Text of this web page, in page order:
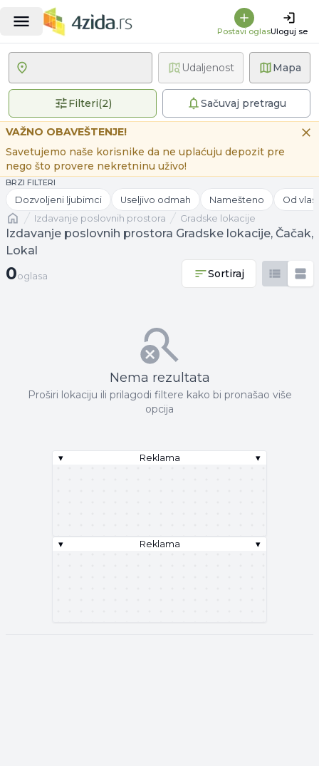
Postavi oglasUloguj se
Mapa
Filteri(2)2 primenjena filteraSačuvaj pretragu
Udaljenost
VAŽNO OBAVEŠTENJE!
Savetujemo naše korisnike da ne uplaćuju depozit pre
nego što provere nekretninu uživo!
BRZI FILTERI
Dozvoljeni ljubimci Useljivo odmah Namešteno Od
Naslovnaizdavanje poslovnih prostora Gradske lokacije
Izdavanje poslovnih prostora Gradske lokacije, Čačak,
Lokal
0 oglasa
0oglasa Sortiraj
Nema rezultata
Proširi lokaciju ili prilagodi filtere kako bi pronašao više
opcija
▾ Reklama ▾
▾ Reklama ▾